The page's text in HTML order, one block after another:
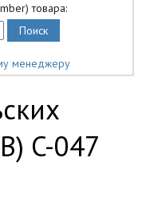
товара:
менеджеру
C-047